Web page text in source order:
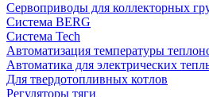
Сервоприводы для коллекторных
Система BERG
Система Tech
Автоматизация температуры
Автоматика для электрических
Для твердотопливных котлов
Регуляторы тяги